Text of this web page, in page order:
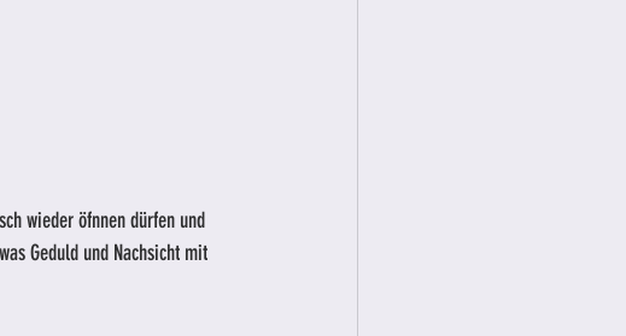
wieder öfnnen dürfen und
Geduld und Nachsicht mit